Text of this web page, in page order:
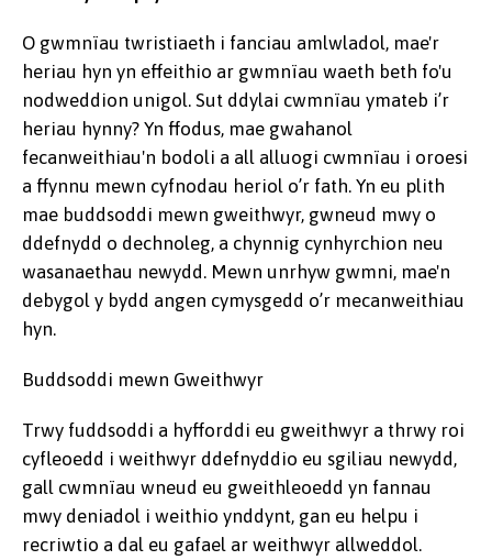
O gwmnïau twristiaeth i fanciau amlwladol, mae'r
heriau hyn yn effeithio ar gwmnïau waeth beth fo'u
nodweddion unigol. Sut ddylai cwmnïau ymateb i’r
heriau hynny? Yn ffodus, mae gwahanol
fecanweithiau'n bodoli a all alluogi cwmnïau i oroesi
a ffynnu mewn cyfnodau heriol o’r fath. Yn eu plith
mae buddsoddi mewn gweithwyr, gwneud mwy o
ddefnydd o dechnoleg, a chynnig cynhyrchion neu
wasanaethau newydd. Mewn unrhyw gwmni, mae'n
debygol y bydd angen cymysgedd o’r mecanweithiau
hyn.
Buddsoddi mewn Gweithwyr
Trwy fuddsoddi a hyfforddi eu gweithwyr a thrwy roi
cyfleoedd i weithwyr ddefnyddio eu sgiliau newydd,
gall cwmnïau wneud eu gweithleoedd yn fannau
mwy deniadol i weithio ynddynt, gan eu helpu i
recriwtio a dal eu gafael ar weithwyr allweddol.